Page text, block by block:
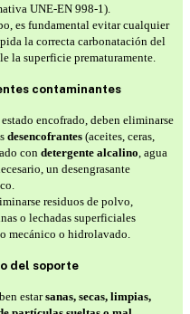
UNE-EN 998-1).
es fundamental evitar cualquier
la correcta carbonatación del
la superficie prematuramente.
contaminantes
encofrado, deben eliminarse
desencofrantes (aceites, ceras,
con detergente alcalino , agua
un desengrasante
residuos de polvo,
o lechadas superficiales
mecánico o hidrolavado.
del soporte
estarsanas, secas, limpias,